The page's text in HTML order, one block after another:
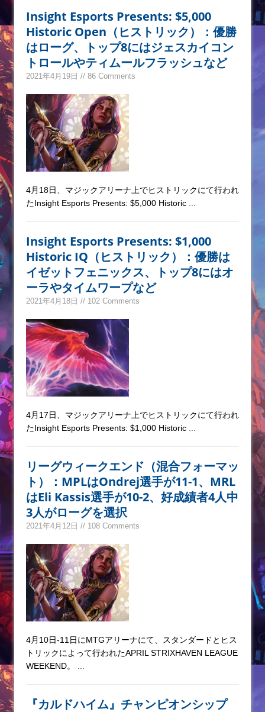
Insight Esports Presents: $5,000
Historic Open（ヒストリック）：優勝
はローグ、トップ8にはジェスカイコン
トロールやティムールフラッシュなど
2021年4月19日 // 86 Comments
4月18日、マジックアリーナ上でヒストリックにて行われ
たInsight Esports Presents: $5,000 Historic
Insight Esports Presents: $1,000
Historic IQ（ヒストリック）：優勝は
イゼットフェニックス、トップ8にはオ
ーラやタイムワープなど
2021年4月18日 // 102 Comments
4月17日、マジックアリーナ上でヒストリックにて行われ
たInsight Esports Presents: $1,000 Historic
リーグウィークエンド（混合フォーマッ
ト）：MPLはOndrej選手が11-1、MRL
はEli Kassis選手が10-2、好成績者4人中
3人がローグを選択
2021年4月12日 // 108 Comments
4月10日-11日にMTGアリーナにて、スタンダードとヒス
トリックによって行われたAPRIL STRIXHAVEN LEAGUE
WEEKEND。
『カルドハイム』チャンピオンシップ